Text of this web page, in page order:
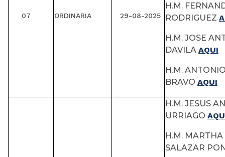
07 ORDINARIA 29-08-2025
H.M.
RODRIGUEZ
H.M. JOSE
DAVILA AQUI
H.M.
BRAVO AQUI
H.M. JESUS
URRIAGO
H.M.
SALAZAR